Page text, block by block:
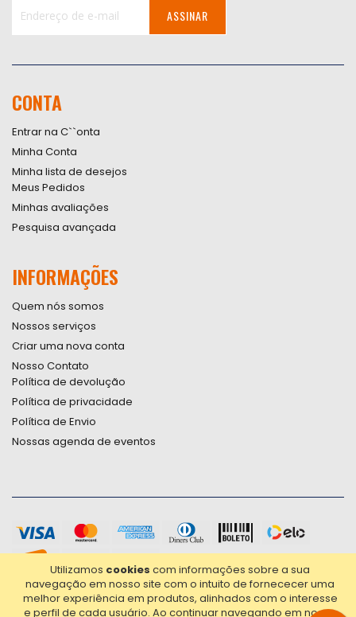
Utilizamos cookies com informações sobre a sua
navegação em nosso site com o intuito de fornececer uma
melhor experiência em produtos, alinhados com o interesse
e perfil de cada usuário. Ao continuar navegando em nosso
Newsletter:
ASSINAR
CONTA
Entrar na C``onta
Minha Conta
Minha lista de desejos
Meus Pedidos
Minhas avaliações
Pesquisa avançada
INFORMAÇÕES
Quem nós somos
Nossos serviços
Criar uma nova conta
Nosso Contato
Política de devolução
Política de privacidade
Política de Envio
Nossas agenda de eventos